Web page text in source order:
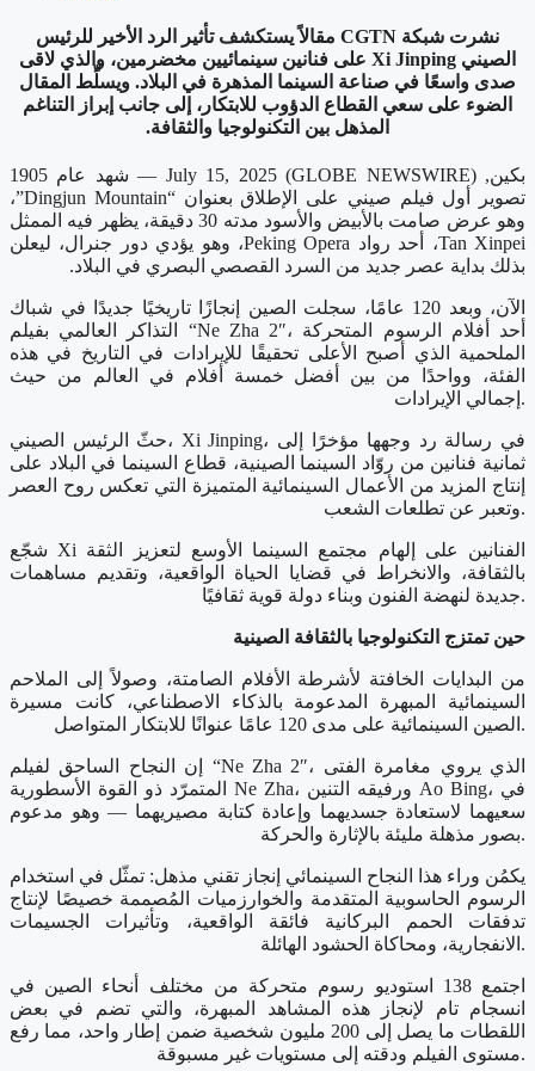
نشرت شبكة CGTN مقالاً يستكشف تأثير الرد الأخير للرئيس
الصيني Xi Jinping على فنانين سينمائيين مخضرمين، والذي لاقى
صدى واسعًا في صناعة السينما المذهرة في البلاد. ويسلِّط المقال
الضوء على سعي القطاع الدؤوب للابتكار، إلى جانب إبراز التناغم
المذهل بين التكنولوجيا والثقافة.
بكين, July 15, 2025 (GLOBE NEWSWIRE) — شهد عام 1905
تصوير أول فيلم صيني على الإطلاق بعنوان “Dingjun Mountain”،
وهو عرض صامت بالأبيض والأسود مدته 30 دقيقة، يظهر فيه الممثل
Tan Xinpei، أحد رواد Peking Opera، وهو يؤدي دور جنرال، ليعلن
بذلك بداية عصر جديد من السرد القصصي البصري في البلاد.
الآن، وبعد 120 عامًا، سجلت الصين إنجازًا تاريخيًا جديدًا في شباك
التذاكر العالمي بفيلم “Ne Zha 2″، أحد أفلام الرسوم المتحركة
الملحمية الذي أصبح الأعلى تحقيقًا للإيرادات في التاريخ في هذه
الفئة، وواحدًا من بين أفضل خمسة أفلام في العالم من حيث
إجمالي الإيرادات.
حثّ الرئيس الصيني، Xi Jinping، في رسالة رد وجهها مؤخرًا إلى
ثمانية فنانين من روّاد السينما الصينية، قطاع السينما في البلاد على
إنتاج المزيد من الأعمال السينمائية المتميزة التي تعكس روح العصر
وتعبر عن تطلعات الشعب.
شجّع Xi الفنانين على إلهام مجتمع السينما الأوسع لتعزيز الثقة
بالثقافة، والانخراط في قضايا الحياة الواقعية، وتقديم مساهمات
جديدة لنهضة الفنون وبناء دولة قوية ثقافيًا.
حين تمتزج التكنولوجيا بالثقافة الصينية
من البدايات الخافتة لأشرطة الأفلام الصامتة، وصولاً إلى الملاحم
السينمائية المبهرة المدعومة بالذكاء الاصطناعي، كانت مسيرة
الصين السينمائية على مدى 120 عامًا عنوانًا للابتكار المتواصل.
إن النجاح الساحق لفيلم “Ne Zha 2″، الذي يروي مغامرة الفتى
المتمرّد ذو القوة الأسطورية Ne Zha، ورفيقه التنين Ao Bing، في
سعيهما لاستعادة جسديهما وإعادة كتابة مصيريهما — وهو مدعوم
بصور مذهلة مليئة بالإثارة والحركة.
يكمُن وراء هذا النجاح السينمائي إنجاز تقني مذهل: تمثّل في استخدام
الرسوم الحاسوبية المتقدمة والخوارزميات المُصممة خصيصًا لإنتاج
تدفقات الحمم البركانية فائقة الواقعية، وتأثيرات الجسيمات
الانفجارية، ومحاكاة الحشود الهائلة.
اجتمع 138 استوديو رسوم متحركة من مختلف أنحاء الصين في
انسجام تام لإنجاز هذه المشاهد المبهرة، والتي تضم في بعض
اللقطات ما يصل إلى 200 مليون شخصية ضمن إطار واحد، مما رفع
مستوى الفيلم ودقته إلى مستويات غير مسبوقة.